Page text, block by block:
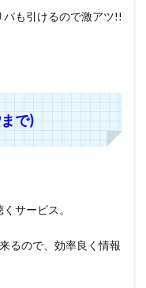
も引けるので激アツ!!
で)
サービス。
るので、効率良く情報